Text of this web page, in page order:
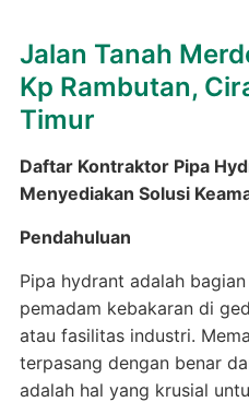
Jalan Tanah
Kp Rambutan,
Timur
Daftar Kontraktor Pipa
Menyediakan Solusi
Pendahuluan
Pipa hydrant adalah
pemadam kebakaran di
atau fasilitas industri.
terpasang dengan benar
adalah hal yang krusial